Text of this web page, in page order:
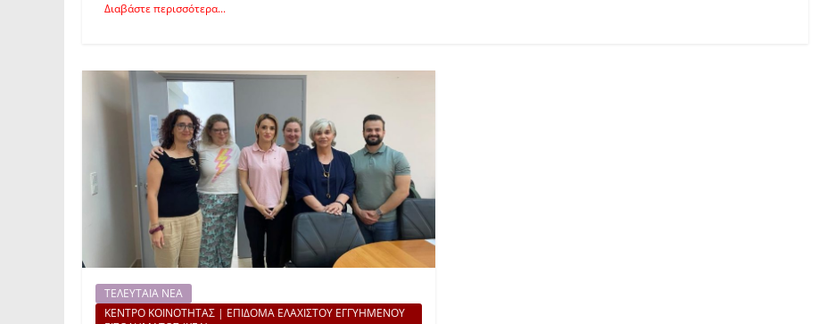
Διαβάστε περισσότερα...
ΤΕΛΕΥΤΑΙΑ ΝΕΑ
ΚΕΝΤΡΟ ΚΟΙΝΟΤΗΤΑΣ | ΕΠΙΔΟΜΑ ΕΛΑΧΙΣΤΟΥ ΕΓΓΥΗΜΕΝΟΥ